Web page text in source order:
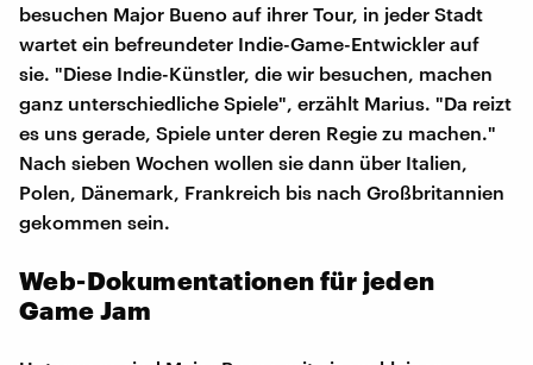
besuchen Major Bueno auf ihrer Tour, in jeder Stadt
wartet ein befreundeter Indie-Game-Entwickler auf
sie. "Diese Indie-Künstler, die wir besuchen, machen
ganz unterschiedliche Spiele", erzählt Marius. "Da reizt
es uns gerade, Spiele unter deren Regie zu machen."
Nach sieben Wochen wollen sie dann über Italien,
Polen, Dänemark, Frankreich bis nach Großbritannien
gekommen sein.
Web-Dokumentationen für jeden
Game Jam